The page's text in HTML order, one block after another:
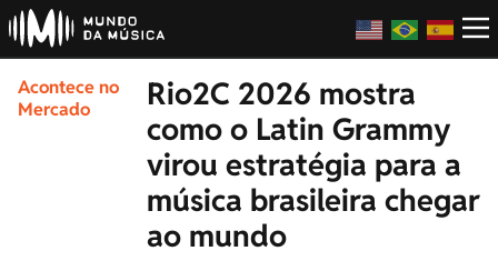
Acontece no
Mercado
Rio2C 2026 mostra
como o Latin Grammy
virou estratégia para a
música brasileira chegar
ao mundo